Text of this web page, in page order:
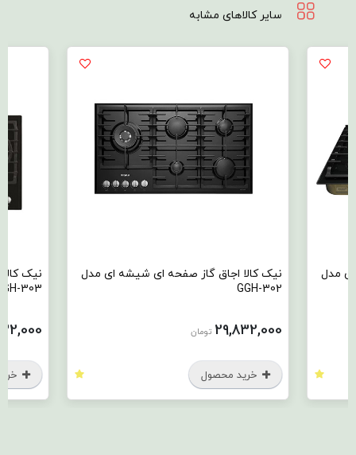
سایر کالاهای مشابه
مدل
نیک کالا اجاق گاز صفحه ای شیشه ای مدل
GGH-302
29,832,000 تومان
خرید محصول
نیک
303